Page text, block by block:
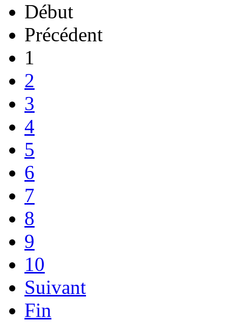
Début
Précédent
1
2
3
4
5
6
7
8
9
10
Suivant
Fin